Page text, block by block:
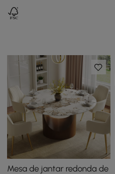
Mesa de jantar redonda de